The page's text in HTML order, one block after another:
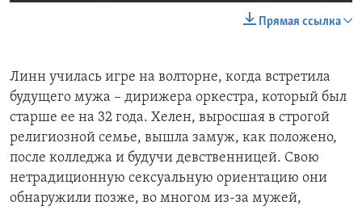
Прямая ссылка
Линн училась игре на волторне, когда встретила
будущего мужа – дирижера оркестра, который был
старше ее на 32 года. Хелен, выросшая в строгой
религиозной семье, вышла замуж, как положено,
после колледжа и будучи девственницей. Свою
нетрадиционную сексуальную ориентацию они
обнаружили позже, во многом из-за мужей,